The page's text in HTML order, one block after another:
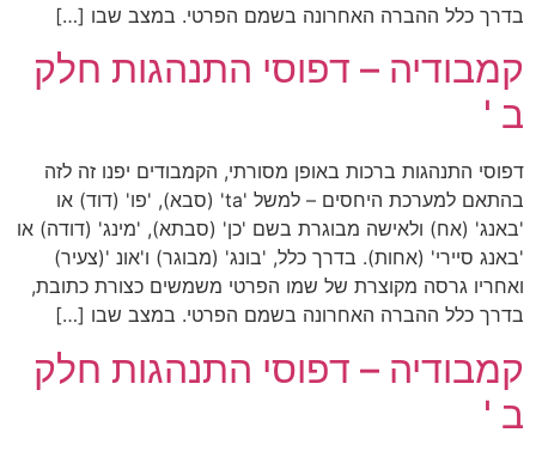
בדרך כלל ההברה האחרונה בשמם הפרטי. במצב שבו […]
קמבודיה – דפוסי התנהגות חלק
ב '
דפוסי התנהגות ברכות באופן מסורתי, הקמבודים יפנו זה לזה
בהתאם למערכת היחסים – למשל 'ta' (סבא), 'פו' (דוד) או
'באנג' (אח) ולאישה מבוגרת בשם 'כן' (סבתא), 'מינג' (דודה) או
'באנג סיירי' (אחות). בדרך כלל, 'בונג' (מבוגר) ו'אונ '(צעיר)
ואחריו גרסה מקוצרת של שמו הפרטי משמשים כצורת כתובת,
בדרך כלל ההברה האחרונה בשמם הפרטי. במצב שבו […]
קמבודיה – דפוסי התנהגות חלק
ב '